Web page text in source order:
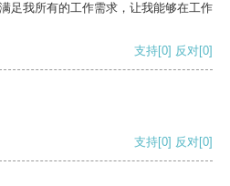
足我所有的工作需求，让我能够在工作
支持[0] 反对[0]
支持[0] 反对[0]